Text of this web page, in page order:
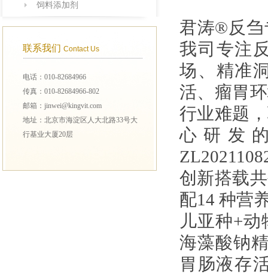
饲料添加剂
联系我们 Contact Us
电话：010-82684966
传真：010-82684966-802
邮箱：jinwei@kingvit.com
地址：北京市海淀区人大北路33号大
行基业大厦20层
君涛®反刍
我司专注
场、精准
活、瘤胃
行业难题
心研发
创新搭载
配14 种营
儿亚种+
海藻酸钠
胃肠液存